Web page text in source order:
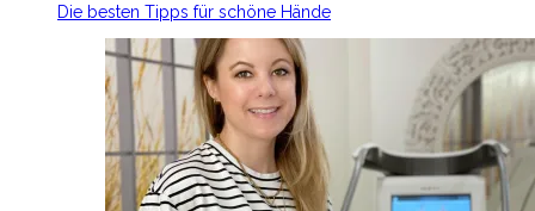
Die besten Tipps für schöne Hände